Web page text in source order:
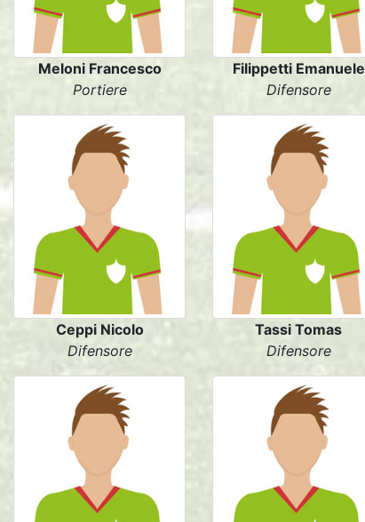
Meloni Francesco
Portiere
Filippetti Emanuele
Difensore
Ceppi Nicolo
Difensore
Tassi Tomas
Difensore